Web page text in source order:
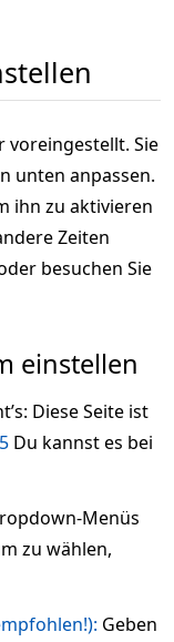
voreingestellt. Sie
unten anpassen.
ihn zu aktivieren
Zeiten
besuchen Sie
einstellen
Diese Seite ist
Du kannst es bei
Menüs
zu wählen,
Geben